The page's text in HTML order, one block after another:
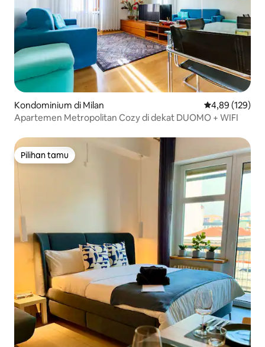
Kondominium di Milan Nilai rata-rata
4,89 (129)
Apartemen Metropolitan Cozy di dekat DUOMO + WIFI
Pilihan tamu
Pilihan tamu